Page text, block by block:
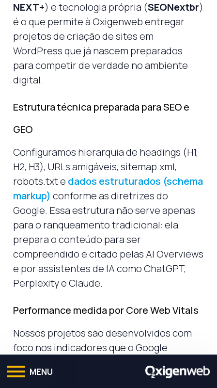
MENU
NEXT+) e tecnologia própria (SEONextbr)
é o que permite à Oxigenweb entregar
projetos de criação de sites em
WordPress que já nascem preparados
para competir de verdade no ambiente
digital.
Estrutura técnica preparada para SEO e
GEO
Configuramos hierarquia de headings (H1,
H2, H3), URLs amigáveis, sitemap.xml,
robots.txt e dados estruturados (schema
markup) conforme as diretrizes do
Google. Essa estrutura não serve apenas
para o ranqueamento tradicional: ela
prepara o conteúdo para ser
compreendido e citado pelas AI Overviews
e por assistentes de IA como ChatGPT,
Perplexity e Claude.
Performance medida por Core Web Vitals
Nossos projetos são desenvolvidos com
foco nos indicadores que o Google
efetivamente utiliza para medir
experiência do usuário: LCP (Largest